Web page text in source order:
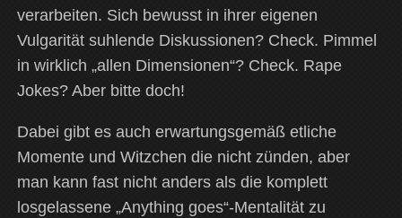
verarbeiten. Sich bewusst in ihrer eigenen
Vulgarität suhlende Diskussionen? Check. Pimmel
in wirklich „allen Dimensionen“? Check. Rape
Jokes? Aber bitte doch!
Dabei gibt es auch erwartungsgemäß etliche
Momente und Witzchen die nicht zünden, aber
man kann fast nicht anders als die komplett
losgelassene „Anything goes“-Mentalität zu